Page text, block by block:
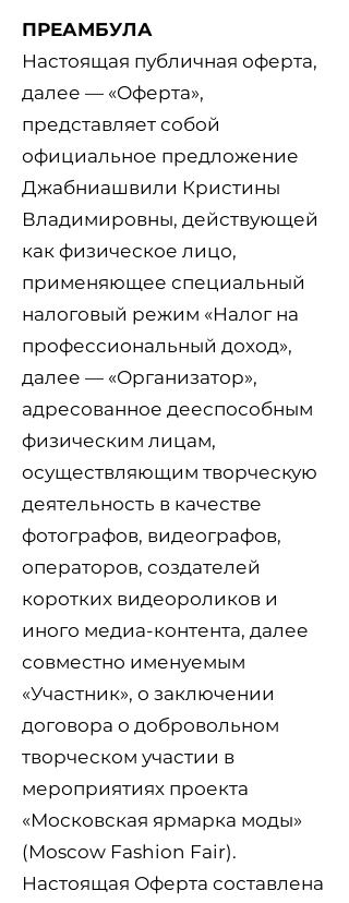
ПРЕАМБУЛА
Настоящая публичная оферта,
далее — «Оферта»,
представляет собой
официальное предложение
Джабниашвили Кристины
Владимировны, действующей
как физическое лицо,
применяющее специальный
налоговый режим «Налог на
профессиональный доход»,
далее — «Организатор»,
адресованное дееспособным
физическим лицам,
осуществляющим творческую
деятельность в качестве
фотографов, видеографов,
операторов, создателей
коротких видеороликов и
иного медиа-контента, далее
совместно именуемым
«Участник», о заключении
договора о добровольном
творческом участии в
мероприятиях проекта
«Московская ярмарка моды»
(Moscow Fashion Fair).
Настоящая Оферта составлена